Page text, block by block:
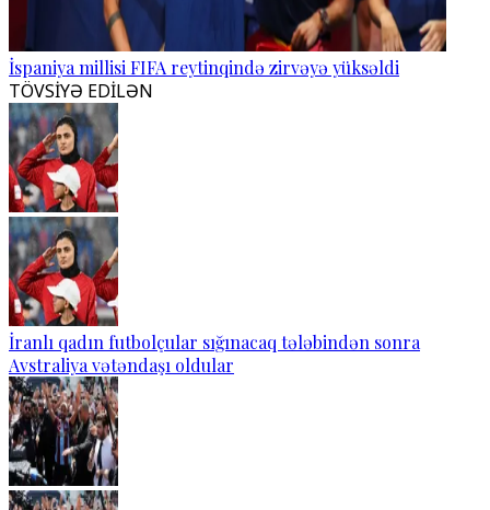
İspaniya millisi FIFA reytinqində zirvəyə yüksəldi
TÖVSİYƏ EDİLƏN
İranlı qadın futbolçular sığınacaq tələbindən sonra
Avstraliya vətəndaşı oldular